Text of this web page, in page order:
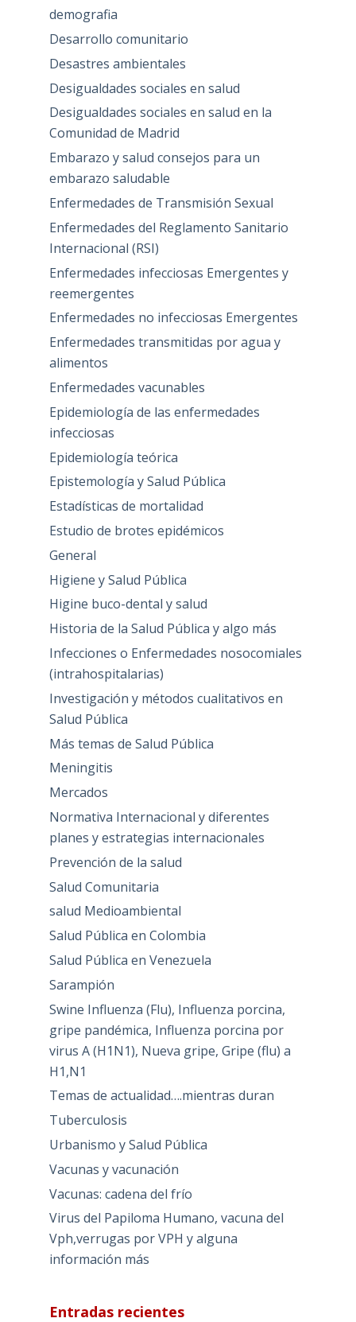
demografia
Desarrollo comunitario
Desastres ambientales
Desigualdades sociales en salud
Desigualdades sociales en salud en la
Comunidad de Madrid
Embarazo y salud consejos para un
embarazo saludable
Enfermedades de Transmisión Sexual
Enfermedades del Reglamento Sanitario
Internacional (RSI)
Enfermedades infecciosas Emergentes y
reemergentes
Enfermedades no infecciosas Emergentes
Enfermedades transmitidas por agua y
alimentos
Enfermedades vacunables
Epidemiología de las enfermedades
infecciosas
Epidemiología teórica
Epistemología y Salud Pública
Estadísticas de mortalidad
Estudio de brotes epidémicos
General
Higiene y Salud Pública
Higine buco-dental y salud
Historia de la Salud Pública y algo más
Infecciones o Enfermedades nosocomiales
(intrahospitalarias)
Investigación y métodos cualitativos en
Salud Pública
Más temas de Salud Pública
Meningitis
Mercados
Normativa Internacional y diferentes
planes y estrategias internacionales
Prevención de la salud
Salud Comunitaria
salud Medioambiental
Salud Pública en Colombia
Salud Pública en Venezuela
Sarampión
Swine Influenza (Flu), Influenza porcina,
gripe pandémica, Influenza porcina por
virus A (H1N1), Nueva gripe, Gripe (flu) a
H1,N1
Temas de actualidad….mientras duran
Tuberculosis
Urbanismo y Salud Pública
Vacunas y vacunación
Vacunas: cadena del frío
Virus del Papiloma Humano, vacuna del
Vph,verrugas por VPH y alguna
información más
Entradas recientes